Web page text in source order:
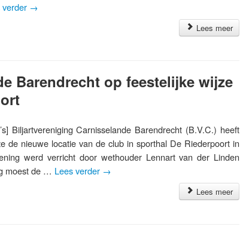
verder →
Lees meer
Barendrecht op feestelijke wijze
Biljartvereniging Carnisselande Barendrecht (B.V.C.) heeft
de nieuwe locatie van de club in sporthal De Riederpoort in
werd verricht door wethouder Lennart van der Linden
moest de … Lees verder →
Lees meer